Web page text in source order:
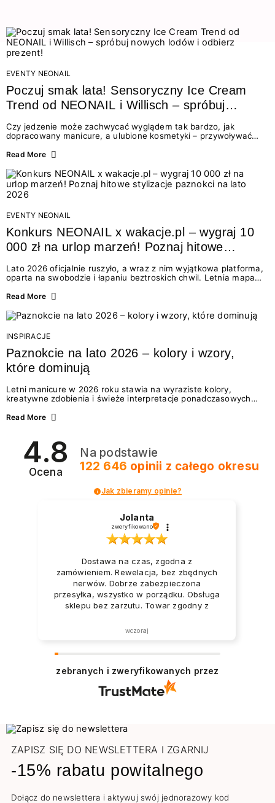
EVENTY NEONAIL
Poczuj smak lata! Sensoryczny Ice Cream
Trend od NEONAIL i Willisch – spróbuj
nowych lodów i odbierz prezent!
Czy jedzenie może zachwycać wyglądem tak bardzo, jak
dopracowany manicure, a ulubione kosmetyki – przywoływać
świata beauty i oszałamiających deserów to coś więcej niż
zmysłami: przez soczysty kolor, aksamitną teksturę,
orzeźwiający zapach i słodki akcent na podniebieniu. Tego lata
NEONAIL łączy siły z marką Willisch, tworząc unikalny projekt
na styku jedzenia i piękna....
Read More
EVENTY NEONAIL
Konkurs NEONAIL x wakacje.pl – wygraj 10
000 zł na urlop marzeń! Poznaj hitowe
Lato 2026 oficjalnie ruszyło, a wraz z nim wyjątkowa platforma,
oparta na swobodzie i łapaniu beztroskich chwil. Letnia mapa
doświadczenia wakacji – od spontanicznych wyjazdów, przez
Motywem przewodnim jest eksplorowanie i kolekcjonowanie
letnich momentów. Z tej okazji przygotowaliśmy coś absolutnie
wyjątkowego: wielki konkurs z wakacje.pl oraz dawkę
najgorętszych trendów w...
Read More
INSPIRACJE
Paznokcie na lato 2026 – kolory i wzory,
które dominują
Letni manicure w 2026 roku stawia na wyraziste kolory,
kreatywne zdobienia i świeże interpretacje ponadczasowych
zarówno energetycznych odcieni inspirowanych wakacjami, jak
2026? Znajdź inspirację dla swojego manicure!
Read More
4.8
Ocena
Na podstawie
122 646 opinii z całego okresu
Jak zbieramy opinie?
Jolanta
zweryfikowano
Dostawa na czas, zgodna z
zamówieniem. Rewelacja, bez zbędnych
nerwów. Dobrze zabezpieczona
przesyłka, wszystko w porządku. Obsługa
sklepu bez zarzutu. Towar zgodny z
została zrealizowana ekspresowo.
wczoraj
zebranych i zweryfikowanych przez
ZAPISZ SIĘ DO NEWSLETTERA I ZGARNIJ
-15% rabatu powitalnego
Dołącz do newslettera i aktywuj swój jednorazowy kod